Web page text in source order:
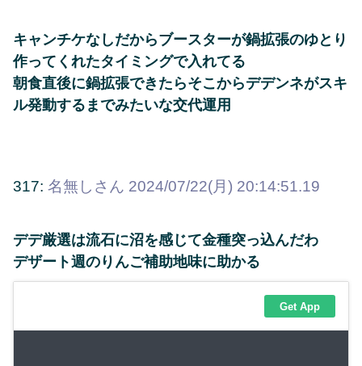
キャンチケなしだからブースターが鍋拡張のゆとり
作ってくれたタイミングで入れてる
朝食直後に鍋拡張できたらそこからデデンネがスキ
ル発動するまでみたいな交代運用
317: 名無しさん 2024/07/22(月) 20:14:51.19
デデ厳選は流石に沼を感じて金種突っ込んだわ
デザート週のりんご補助地味に助かる